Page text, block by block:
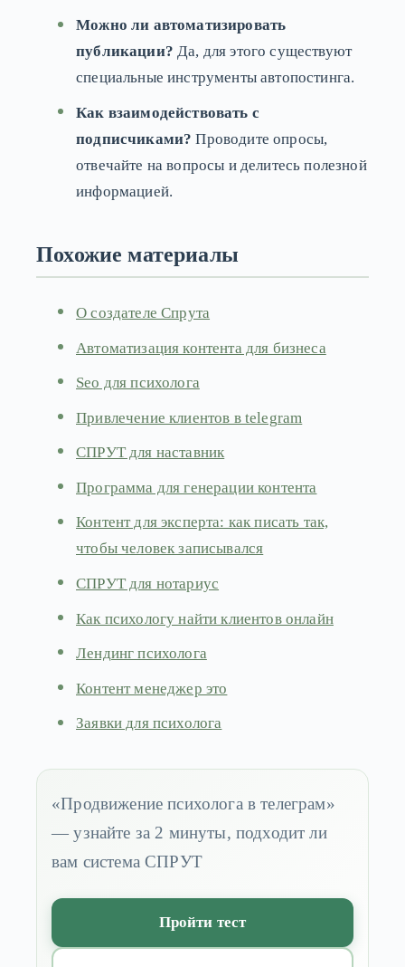
Можно ли автоматизировать
публикации? Да, для этого существуют
специальные инструменты автопостинга.
Как взаимодействовать с
подписчиками? Проводите опросы,
отвечайте на вопросы и делитесь полезной
информацией.
Похожие материалы
О создателе Спрута
Автоматизация контента для бизнеса
Seo для психолога
Привлечение клиентов в telegram
СПРУТ для наставник
Программа для генерации контента
Контент для эксперта: как писать так,
чтобы человек записывался
СПРУТ для нотариус
Как психологу найти клиентов онлайн
Лендинг психолога
Контент менеджер это
Заявки для психолога
«Продвижение психолога в телеграм»
— узнайте за 2 минуты, подходит ли
вам система СПРУТ
Пройти тест